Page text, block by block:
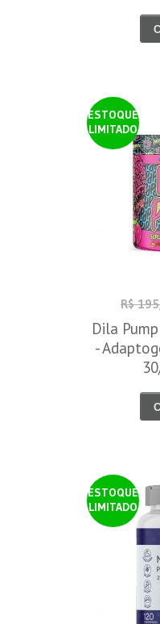
ESTOQUE
LIMITADO
R$
Dila
-
ESTOQUE
LIMITADO